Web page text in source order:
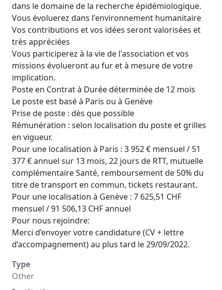
dans le domaine de la recherche épidémiologique.
Vous évoluerez dans l'environnement humanitaire
Vos contributions et vos idées seront valorisées et
très appréciées
Vous participerez à la vie de l'association et vos
missions évolueront au fur et à mesure de votre
implication.
Poste en Contrat à Durée déterminée de 12 mois
Le poste est basé à Paris ou à Genève
Prise de poste : dès que possible
Rémunération : selon localisation du poste et grilles
en vigueur.
Pour une localisation à Paris : 3 952 € mensuel / 51
377 € annuel sur 13 mois, 22 jours de RTT, mutuelle
complémentaire Santé, remboursement de 50% du
titre de transport en commun, tickets restaurant.
Pour une localisation à Genève : 7 625,51 CHF
mensuel / 91 506,13 CHF annuel
Pour nous rejoindre:
Merci d’envoyer votre candidature (CV + lettre
d’accompagnement) au plus tard le 29/09/2022.
Type
Other